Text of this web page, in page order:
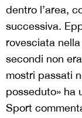
dentro l’area,
successiva.
rovesciata
secondi non
mostri passati
posseduto» ha
Sport